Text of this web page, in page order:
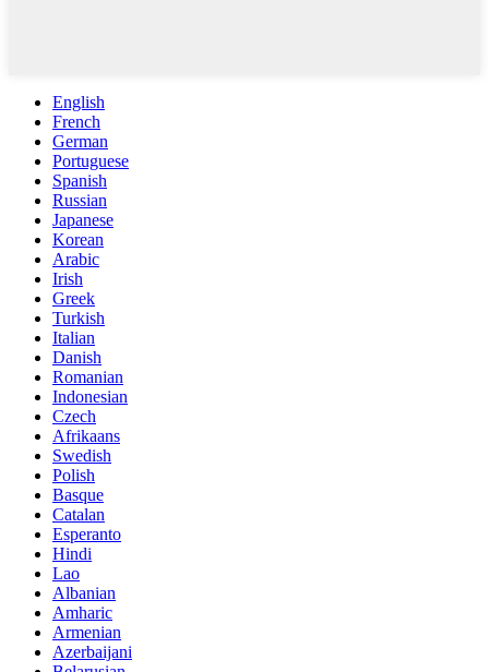
English
French
German
Portuguese
Spanish
Russian
Japanese
Korean
Arabic
Irish
Greek
Turkish
Italian
Danish
Romanian
Indonesian
Czech
Afrikaans
Swedish
Polish
Basque
Catalan
Esperanto
Hindi
Lao
Albanian
Amharic
Armenian
Azerbaijani